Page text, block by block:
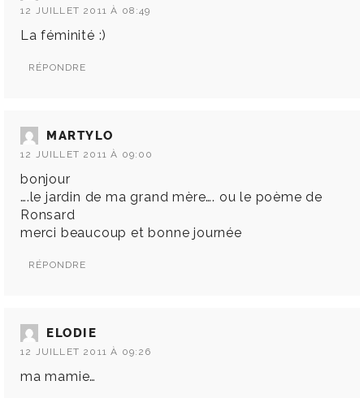
12 JUILLET 2011 À 08:49
La féminité :)
RÉPONDRE
MARTYLO
12 JUILLET 2011 À 09:00
bonjour
….le jardin de ma grand mère…. ou le poème de
Ronsard
merci beaucoup et bonne journée
RÉPONDRE
ELODIE
12 JUILLET 2011 À 09:26
ma mamie…